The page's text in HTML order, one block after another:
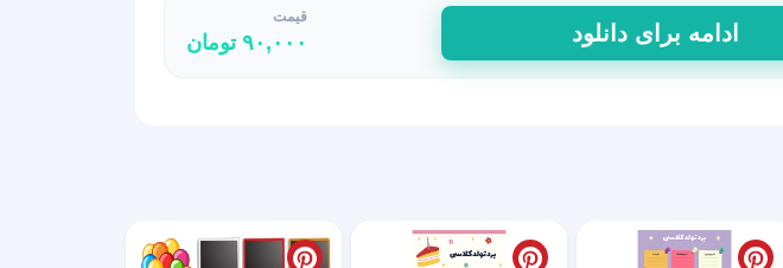
ادامه برای دانلود
قیمت
۹۰,۰۰۰ تومان